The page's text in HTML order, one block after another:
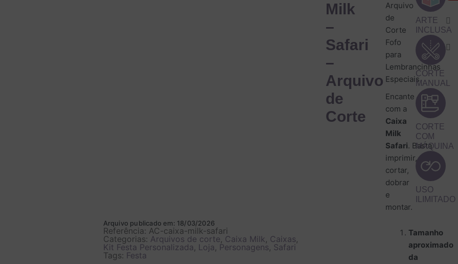
Arquivo publicado em: 18/03/2026
Referência: AC-caixa-milk-safari
Categorias: Arquivos de corte Caixa Milk Caixas
Kit Festa Personalizada Loja Personagens Safari
Tags: Festa
Milk
–
Safari
–
Arquivo
de
Corte
Arquivo
de
Corte
Fofo
para
Lembrancinhas
Especiais
Encante
com a
Caixa
Milk
Safari. Basta
imprimir,
cortar,
dobrar
e
montar.
Tamanho
aproximado
da
ARTE
INCLUSA
CORTE
MANUAL
CORTE
COM
MÁQUINA
USO
ILIMITADO
-
de